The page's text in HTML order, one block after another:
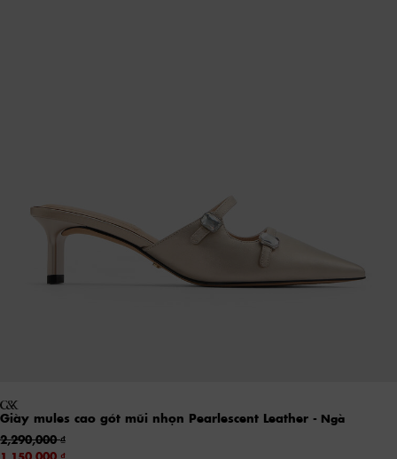
Giày mules cao gót mũi nhọn Pearlescent Leather - Ngà
2,290,000